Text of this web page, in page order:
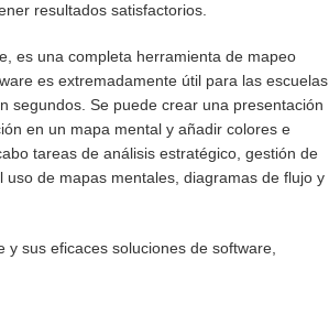
resultados satisfactorios.
es una completa herramienta de mapeo
es extremadamente útil para las escuelas
segundos. Se puede crear una presentación
en un mapa mental y añadir colores e
tareas de análisis estratégico, gestión de
de mapas mentales, diagramas de flujo y
sus eficaces soluciones de software,